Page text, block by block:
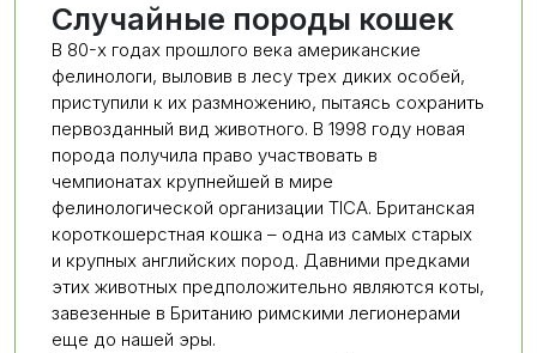
Случайные породы кошек
В 80-х годах прошлого века американские
фелинологи, выловив в лесу трех диких особей,
приступили к их размножению, пытаясь сохранить
первозданный вид животного. В 1998 году новая
порода получила право участвовать в
чемпионатах крупнейшей в мире
фелинологической организации TICA. Британская
короткошерстная кошка – одна из самых старых
и крупных английских пород. Давними предками
этих животных предположительно являются коты,
завезенные в Британию римскими легионерами
еще до нашей эры.